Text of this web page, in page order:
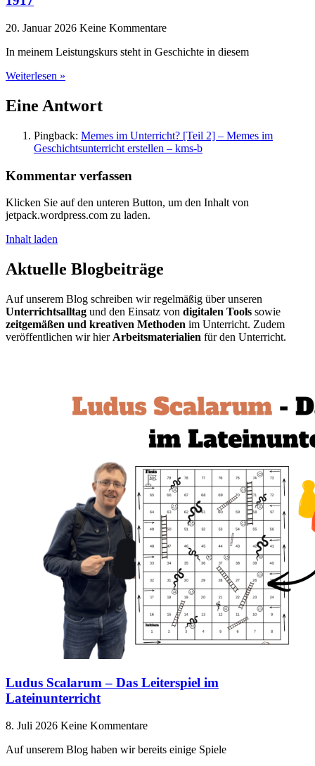
20. Januar 2026 Keine Kommentare
In meinem Leistungskurs steht in Geschichte in diesem
Weiterlesen »
Eine Antwort
Pingback: Memes im Unterricht? [Teil 2] – Memes im
Geschichtsunterricht erstellen – kms-b
Kommentar verfassen
Klicken Sie auf den unteren Button, um den Inhalt von
jetpack.wordpress.com zu laden.
Inhalt laden
Aktuelle Blogbeiträge
Auf unserem Blog schreiben wir regelmäßig über unseren
Unterrichtsalltag und den Einsatz von digitalen Tools sowie
zeitgemäßen und kreativen Methoden im Unterricht. Zudem
veröffentlichen wir hier Arbeitsmaterialien für den Unterricht.
Ludus Scalarum – Das Leiterspiel im
Lateinunterricht
8. Juli 2026 Keine Kommentare
Auf unserem Blog haben wir bereits einige Spiele